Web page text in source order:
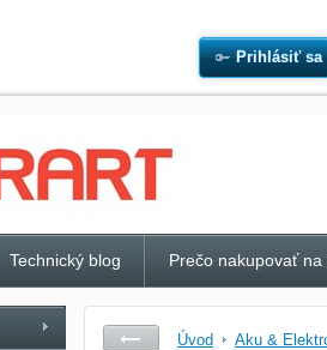
Prihlásiť sa
Technický blog Prečo nakupovať na
Úvod Aku &